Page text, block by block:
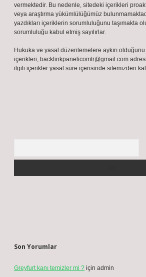
vermektedir. Bu nedenle, sitedeki içerikleri
veya araştırma yükümlülüğümüz
yazdıkları içeriklerin sorumluluğunu taşımakta
sorumluluğu kabul etmiş sayılırlar.
Hukuka ve yasal düzenlemelere aykırı
içerikleri, backlinkpanelicomtr@gmail.com
ilgili içerikler yasal süre içerisinde sitemizden
Son Yorumlar
Greyfurt kanı temizler mi ? için admin